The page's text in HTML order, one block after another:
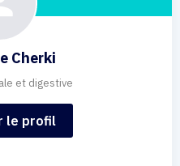
Cherki
et digestive
le profil